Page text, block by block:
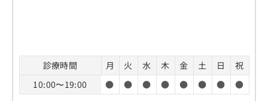
診療時間 月 火 水 木 金 土 日
祝
10:00〜19:00
● ● ● ● ● ● ●
●